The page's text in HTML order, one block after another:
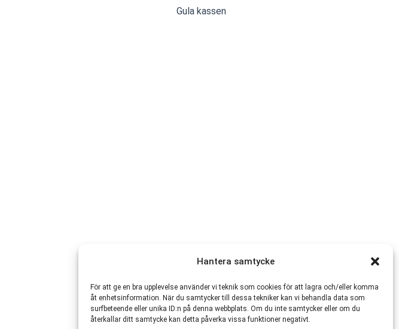
Hantera samtycke
För att ge en bra upplevelse använder vi teknik som cookies för att lagra och/eller komma
åt enhetsinformation. När du samtycker till dessa tekniker kan vi behandla data som
surfbeteende eller unika ID:n på denna webbplats. Om du inte samtycker eller om du
återkallar ditt samtycke kan detta påverka vissa funktioner negativt.
Gula kassen